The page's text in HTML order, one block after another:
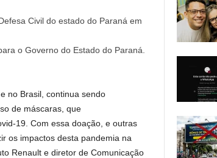
Civil do estado do Paraná em
o Governo do Estado do Paraná.
no Brasil, continua sendo
de máscaras, que
19. Com essa doação, e outras
os impactos desta pandemia na
Renault e diretor de Comunicação